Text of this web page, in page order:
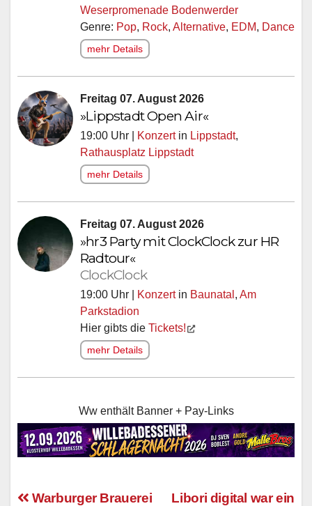
Weserpromenade Bodenwerder
Genre: Pop, Rock, Alternative, EDM, Dance
mehr Details
Freitag 07. August 2026
»Lippstadt Open Air«
19:00 Uhr | Konzertin Lippstadt,
Rathausplatz Lippstadt
mehr Details
Freitag 07. August 2026
»hr3 Party mit ClockClock zur HR
Radtour«
ClockClock
19:00 Uhr | Konzertin Baunatal , Am
Parkstadion
Hier gibts die Tickets!
mehr Details
Ww enthält Banner + Pay-Links
Libori digital war ein
Warburger Brauerei